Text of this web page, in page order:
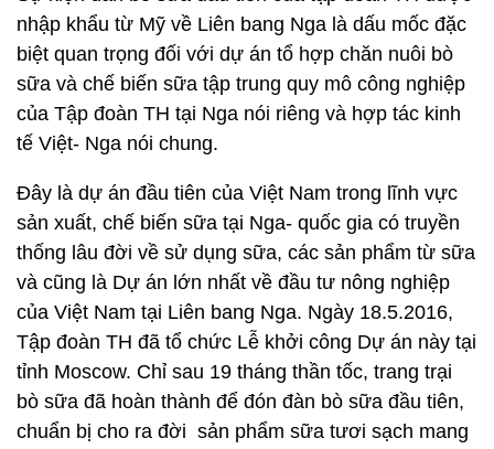
nhập khẩu từ Mỹ về Liên bang Nga là dấu mốc đặc
biệt quan trọng đối với dự án tổ hợp chăn nuôi bò
sữa và chế biến sữa tập trung quy mô công nghiệp
của Tập đoàn TH tại Nga nói riêng và hợp tác kinh
tế Việt- Nga nói chung.
Đây là dự án đầu tiên của Việt Nam trong lĩnh vực
sản xuất, chế biến sữa tại Nga- quốc gia có truyền
thống lâu đời về sử dụng sữa, các sản phẩm từ sữa
và cũng là Dự án lớn nhất về đầu tư nông nghiệp
của Việt Nam tại Liên bang Nga. Ngày 18.5.2016,
Tập đoàn TH đã tổ chức Lễ khởi công Dự án này tại
tỉnh Moscow. Chỉ sau 19 tháng thần tốc, trang trại
bò sữa đã hoàn thành để đón đàn bò sữa đầu tiên,
chuẩn bị cho ra đời sản phẩm sữa tươi sạch mang